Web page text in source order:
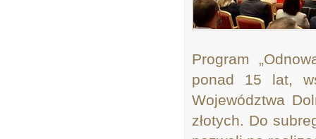
Program
ponad 15 lat,
Województwa
złotych. Do